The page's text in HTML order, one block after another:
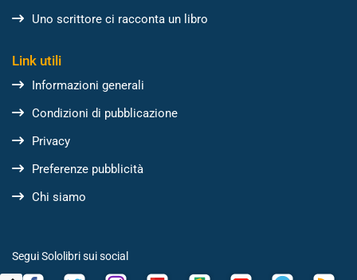
Uno scrittore ci racconta un libro
Link utili
Informazioni generali
Condizioni di pubblicazione
Privacy
Preferenze pubblicità
Chi siamo
Segui Sololibri sui social